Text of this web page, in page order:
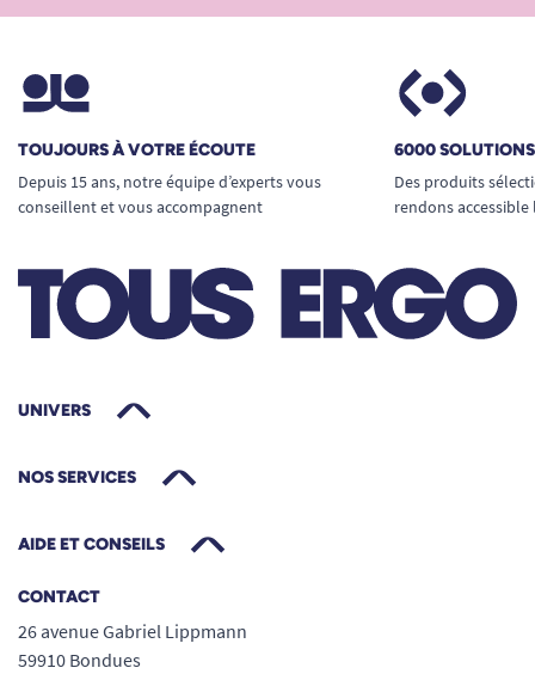
TOUJOURS À VOTRE ÉCOUTE
Depuis 15 ans, notre équipe d’experts vous
conseillent et vous accompagnent
6000
Des produits
rendons
UNIVERS
NOS SERVICES
AIDE ET CONSEILS
CONTACT
26 avenue Gabriel Lippmann
59910 Bondues